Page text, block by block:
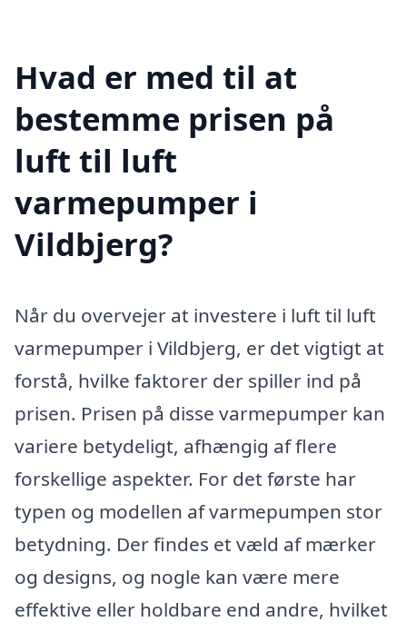
Hvad er med til at
bestemme prisen på
luft til luft
varmepumper i
Vildbjerg?
Når du overvejer at investere i luft til luft
varmepumper i Vildbjerg, er det vigtigt at
forstå, hvilke faktorer der spiller ind på
prisen. Prisen på disse varmepumper kan
variere betydeligt, afhængig af flere
forskellige aspekter. For det første har
typen og modellen af varmepumpen stor
betydning. Der findes et væld af mærker
og designs, og nogle kan være mere
effektive eller holdbare end andre, hvilket